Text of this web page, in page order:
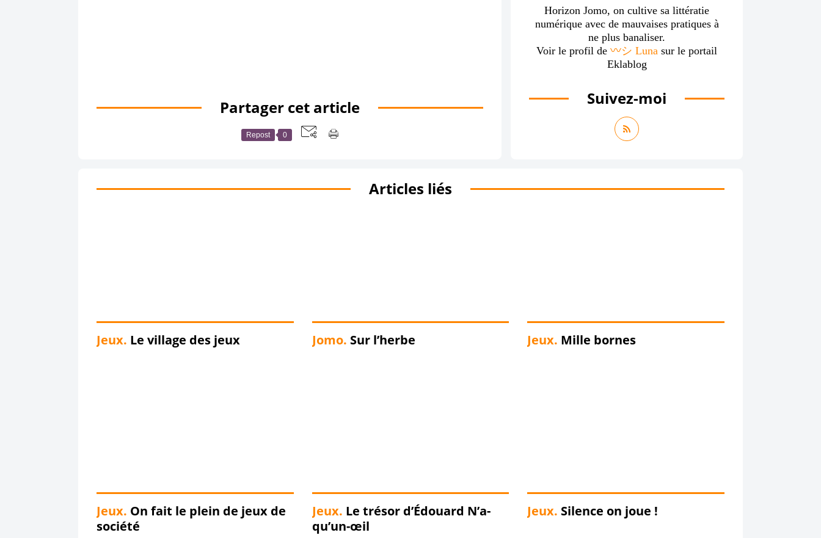
Partager cet article
Repost 0
Horizon Jomo, on cultive sa littératie
numérique avec de mauvaises pratiques à
ne plus banaliser.
Voir le profil de 〰️シ Luna sur le portail
Eklablog
Suivez-moi
Articles liés
Jeux. Le village des jeux Jomo. Sur l’herbe Jeux. Mille bornes
Jeux. On fait le plein de jeux de
société
Jeux. Le trésor d’Édouard N’a-
qu’un-œil
Jeux. Silence on joue !